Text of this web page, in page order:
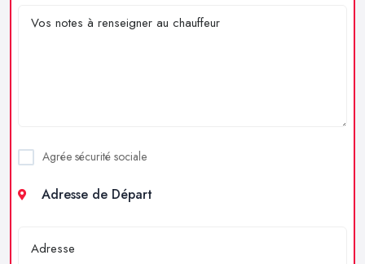
Agrée sécurité sociale
Adresse de Départ